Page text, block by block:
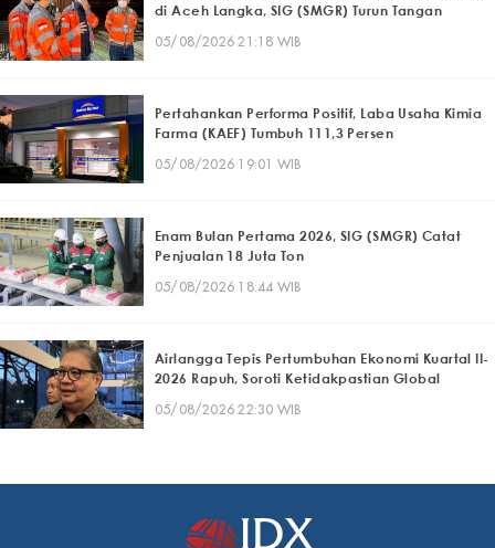
di Aceh Langka, SIG (SMGR) Turun Tangan
05/08/2026 21:18 WIB
Pertahankan Performa Positif, Laba Usaha Kimia
Farma (KAEF) Tumbuh 111,3 Persen
05/08/2026 19:01 WIB
Enam Bulan Pertama 2026, SIG (SMGR) Catat
Penjualan 18 Juta Ton
05/08/2026 18:44 WIB
Airlangga Tepis Pertumbuhan Ekonomi Kuartal II-
2026 Rapuh, Soroti Ketidakpastian Global
05/08/2026 22:30 WIB